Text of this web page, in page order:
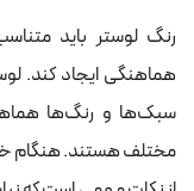
رنگ لوستر باید
هماهنگی ایجاد کند.
سبک‌ها و رنگ‌ها
مختلف هستند. هنگام